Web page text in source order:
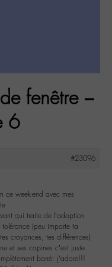
fenêtre –
6
#23096
ce week-end avec mes
qui traite de l’adoption
(peu importe ta
croyances, tes différences)
et ses copines c’est juste
barré: j’adore!!!